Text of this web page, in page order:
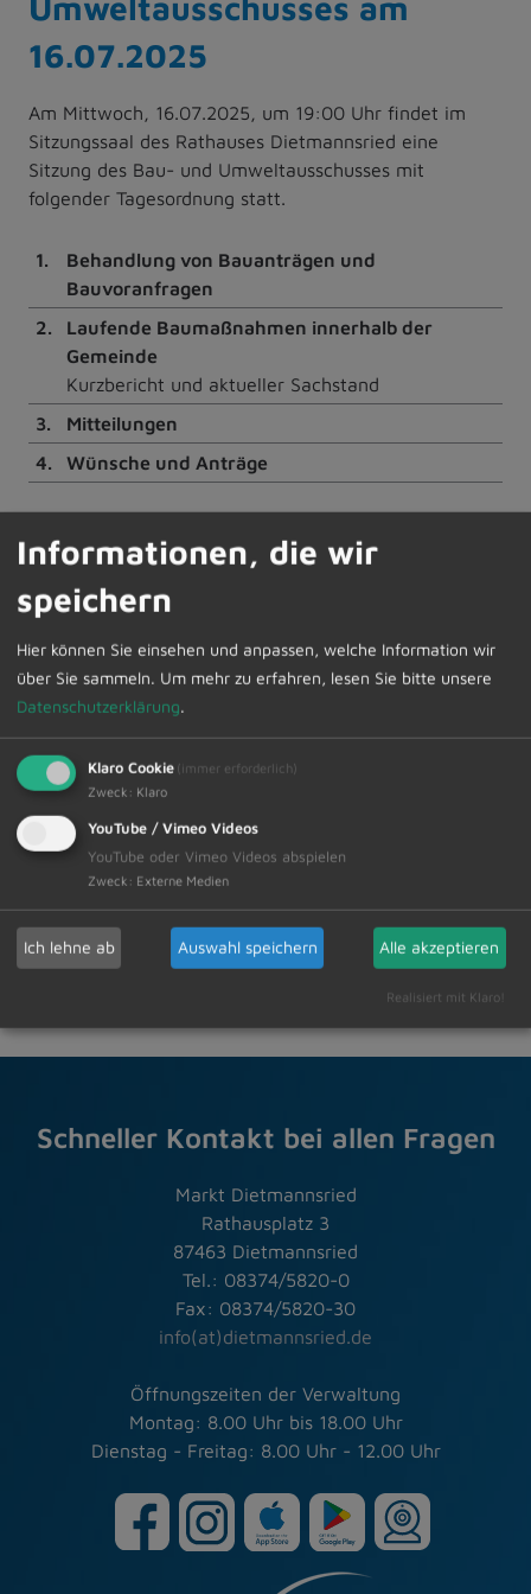
16.07.2025
Am Mittwoch, 16.07.2025, um 19:00 Uhr findet im
Sitzungssaal des Rathauses Dietmannsried eine
Sitzung des Bau- und Umweltausschusses mit
folgender Tagesordnung statt.
1.
Behandlung von Bauanträgen und
Bauvoranfragen
2.
Laufende Baumaßnahmen innerhalb der
Gemeinde
Kurzbericht und aktueller Sachstand
3.
Mitteilungen
4.
Wünsche und Anträge
Die interessierte Bevölkerung ist hierzu herzlich
eingeladen. Anschließend findet eine nichtöffentliche
Sitzung statt.
Den Sitzungsvortrag bzw. die Sitzungspräsentation
werden wir nach der Sitzung online im Internetauftritt
der Gemeinde zur Verfügung stellen.
Zur Übersicht
11.07.2025
Amtliche Bekanntmachungen Veranstaltungstermine
Schneller Kontakt bei allen Fragen
Markt Dietmannsried
Rathausplatz 3
87463 Dietmannsried
Tel.: 08374/5820-0
Fax: 08374/5820-30
info(at)dietmannsried.de
Öffnungszeiten der Verwaltung
Montag: 8.00 Uhr bis 18.00 Uhr
Dienstag - Freitag: 8.00 Uhr - 12.00 Uhr
Informationen, die wir
speichern
Hier können Sie einsehen und anpassen, welche Information wir
über Sie sammeln. Um mehr zu erfahren, lesen Sie bitte unsere
Datenschutzerklärung.
Klaro Cookie (immer erforderlich)
Zweck : Klaro
YouTube / Vimeo Videos
YouTube oder Vimeo Videos abspielen
Zweck : Externe Medien
Ich lehne ab Auswahl speichern Alle akzeptieren
Realisiert mit Klaro!